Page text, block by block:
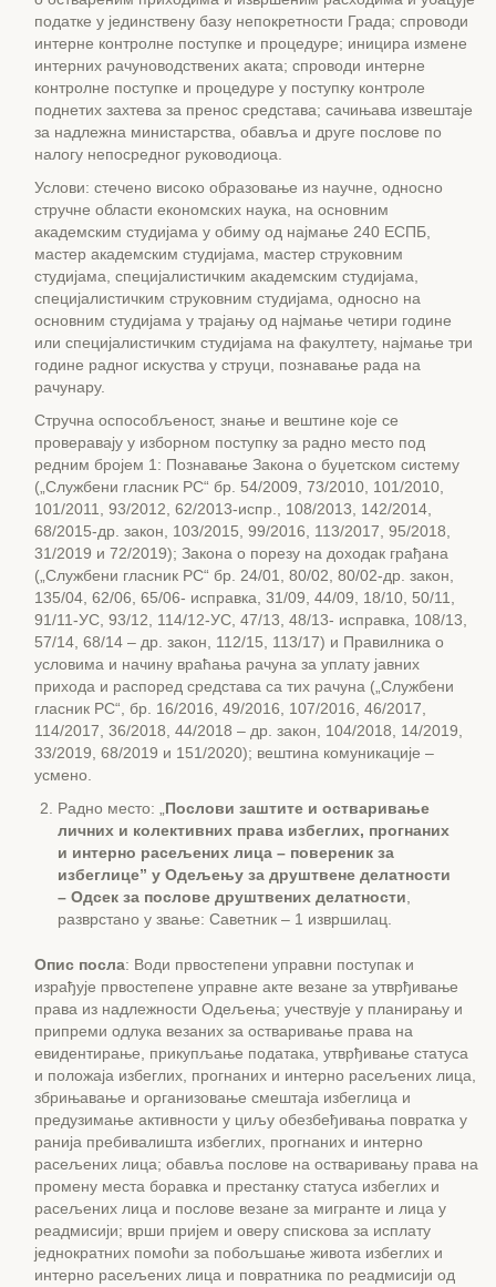
податке у јединствену базу непокретности Града; спроводи
интерне контролне поступке и процедуре; иницира измене
интерних рачуноводствених аката; спроводи интерне
контролне поступке и процедуре у поступку контроле
поднетих захтева за пренос средстава; сачињава извештаје
за надлежна министарства, обавља и друге послове по
налогу непосредног руководиоца.
Услови: стечено високо образовање из научне, односно
стручне области економских наука, на основним
академским студијама у обиму од најмање 240 ЕСПБ,
мастер академским студијама, мастер струковним
студијама, специјалистичким академским студијама,
специјалистичким струковним студијама, односно на
основним студијама у трајању од најмање четири године
или специјалистичким студијама на факултету, најмање три
године радног искуства у струци, познавање рада на
рачунару.
Стручна оспособљеност, знање и вештине које се
проверавају у изборном поступку за радно место под
редним бројем 1: Познавање Закона о буџетском систему
(„Службени гласник РС“ бр. 54/2009, 73/2010, 101/2010,
101/2011, 93/2012, 62/2013-испр., 108/2013, 142/2014,
68/2015-др. закон, 103/2015, 99/2016, 113/2017, 95/2018,
31/2019 и 72/2019); Закона о порезу на доходак грађана
(„Службени гласник РС“ бр. 24/01, 80/02, 80/02-др. закон,
135/04, 62/06, 65/06- исправка, 31/09, 44/09, 18/10, 50/11,
91/11-УС, 93/12, 114/12-УС, 47/13, 48/13- исправка, 108/13,
57/14, 68/14 – др. закон, 112/15, 113/17) и Правилника о
условима и начину враћања рачуна за уплату јавних
прихода и распоред средстава са тих рачуна („Службени
гласник РС“, бр. 16/2016, 49/2016, 107/2016, 46/2017,
114/2017, 36/2018, 44/2018 – др. закон, 104/2018, 14/2019,
33/2019, 68/2019 и 151/2020); вештина комуникације –
усмено.
Радно место: „ Послови заштите и остваривање
личних и колективних права избеглих, прогнаних
и интерно расељених лица – повереник за
избеглице” у Одељењу за друштвене делатности
– Одсек за послове друштвених делатности
разврстано у звање: Саветник – 1 извршилац.
Опис посла: Води првостепени управни поступак и
израђује првостепене управне акте везане за утврђивање
права из надлежности Одељења; учествује у планирању и
припреми одлука везаних за остваривање права на
евидентирање, прикупљање података, утврђивање статуса
и положаја избеглих, прогнаних и интерно расељених лица,
збрињавање и организовање смештаја избеглица и
предузимање активности у циљу обезбеђивања повратка у
ранија пребивалишта избеглих, прогнаних и интерно
расељених лица; обавља послове на остваривању права на
промену места боравка и престанку статуса избеглих и
расељених лица и послове везане за мигранте и лица у
реадмисији; врши пријем и оверу спискова за исплату
једнократних помоћи за побољшање живота избеглих и
интерно расељених лица и повратника по реадмисији од